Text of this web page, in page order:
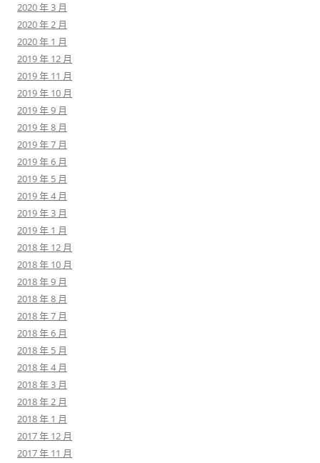
2020 年 3 月
2020 年 2 月
2020 年 1 月
2019 年 12 月
2019 年 11 月
2019 年 10 月
2019 年 9 月
2019 年 8 月
2019 年 7 月
2019 年 6 月
2019 年 5 月
2019 年 4 月
2019 年 3 月
2019 年 1 月
2018 年 12 月
2018 年 10 月
2018 年 9 月
2018 年 8 月
2018 年 7 月
2018 年 6 月
2018 年 5 月
2018 年 4 月
2018 年 3 月
2018 年 2 月
2018 年 1 月
2017 年 12 月
2017 年 11 月